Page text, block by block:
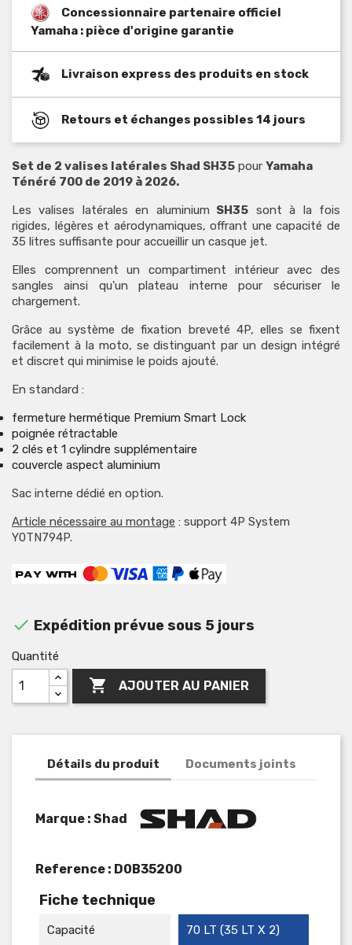
Concessionnaire partenaire officiel
Yamaha : pièce d'origine garantie
Livraison express des produits en stock
Retours et échanges possibles 14 jours
Set de 2 valises latérales Shad SH35 pour Yamaha
Ténéré 700 de 2019 à 2026.
Les valises latérales en aluminium SH35 sont à la fois
rigides, légères et aérodynamiques, offrant une capacité de
35 litres suffisante pour accueillir un casque jet.
Elles comprennent un compartiment intérieur avec des
sangles ainsi qu'un plateau interne pour sécuriser le
chargement.
Grâce au système de fixation breveté 4P, elles se fixent
facilement à la moto, se distinguant par un design intégré
et discret qui minimise le poids ajouté.
En standard :
fermeture hermétique Premium Smart Lock
poignée rétractable
2 clés et 1 cylindre supplémentaire
couvercle aspect aluminium
Sac interne dédié en option.
Article nécessaire au montage : support 4P System
Y0TN794P.
 Expédition prévue sous 5 jours
Quantité
 AJOUTER AU PANIER
Détails du produit Documents joints
Marque : Shad
Reference : D0B35200
Fiche technique
Capacité 70 LT (35 LT X 2)